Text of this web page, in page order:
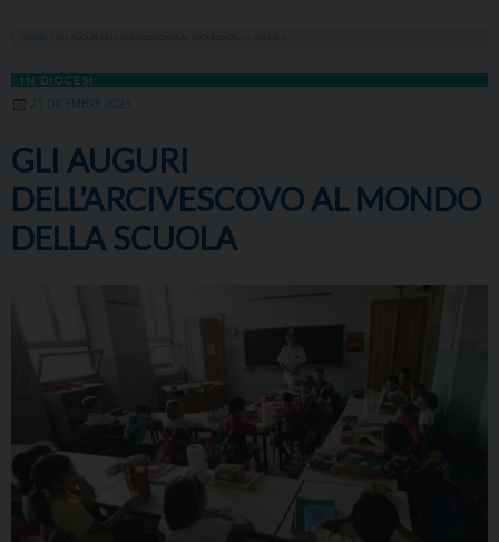
IN DIOCESI
21 DICEMBRE 2023
GLI AUGURI
DELL’ARCIVESCOVO AL MONDO
DELLA SCUOLA